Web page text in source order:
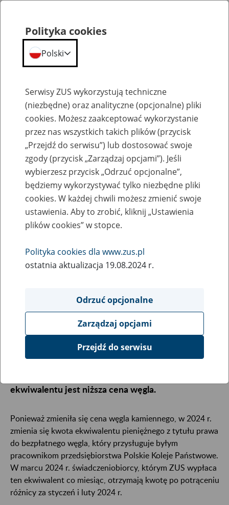
Komunikaty
Ekwiwalent za węgiel dla pracowników
PKP
19
marca
2024
Ekwiwalent pieniężny, który otrzymują co miesiąc
byli pracownicy przedsiębiorstwa Polskie Koleje
Państwowe z tytułu prawa do bezpłatnego węgla,
będzie w tym roku niższy niż w ubiegłym roku. W
marcu ZUS rozliczy i potrąci różnicę w wysokości
ekwiwalentu jest niższa cena węgla.
Ponieważ zmieniła się cena węgla kamiennego, w 2024 r.
zmienia się kwota ekwiwalentu pieniężnego z tytułu prawa
do bezpłatnego węgla, który przysługuje byłym
pracownikom przedsiębiorstwa Polskie Koleje Państwowe.
W marcu 2024 r. świadczeniobiorcy, którym ZUS wypłaca
ten ekwiwalent co miesiąc, otrzymają kwotę po potrąceniu
różnicy za styczeń i luty 2024 r.
Polityka cookies
Polski
Serwisy ZUS wykorzystują techniczne
(niezbędne) oraz analityczne (opcjonalne) pliki
cookies. Możesz zaakceptować wykorzystanie
przez nas wszystkich takich plików (przycisk
„Przejdź do serwisu”) lub dostosować swoje
zgody (przycisk „Zarządzaj opcjami”). Jeśli
wybierzesz przycisk „Odrzuć opcjonalne”,
będziemy wykorzystywać tylko niezbędne pliki
cookies. W każdej chwili możesz zmienić swoje
ustawienia. Aby to zrobić, kliknij „Ustawienia
plików cookies” w stopce.
Polityka cookies dla www.zus.pl
ostatnia aktualizacja 19.08.2024 r.
Odrzuć opcjonalne
Zarządzaj opcjami
Przejdź do serwisu